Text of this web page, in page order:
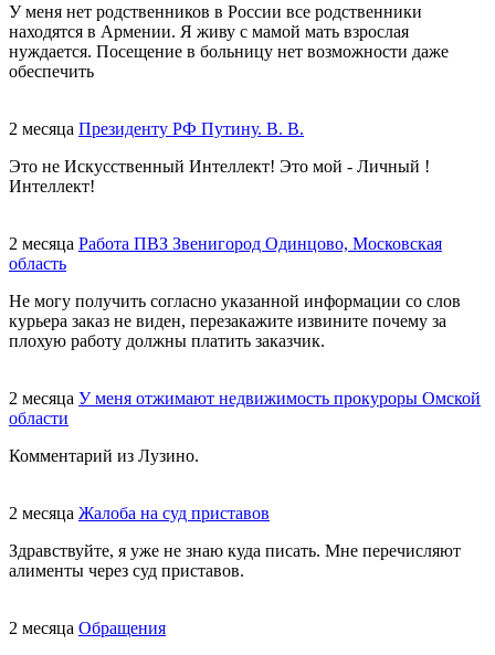
У меня нет родственников в России все родственники
находятся в Армении. Я живу с мамой мать взрослая
нуждается. Посещение в больницу нет возможности даже
обеспечить
2 месяца Президенту РФ Путину. В. В.
Это не Искусственный Интеллект! Это мой - Личный !
Интеллект!
2 месяца Работа ПВЗ Звенигород Одинцово, Московская
область
Не могу получить согласно указанной информации со слов
курьера заказ не виден, перезакажите извините почему за
плохую работу должны платить заказчик.
2 месяца У меня отжимают недвижимость прокуроры Омской
области
Комментарий из Лузино.
2 месяца Жалоба на суд приставов
Здравствуйте, я уже не знаю куда писать. Мне перечисляют
алименты через суд приставов.
2 месяца Обращения